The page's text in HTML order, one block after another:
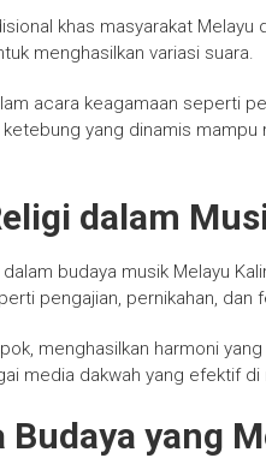
khas masyarakat Melayu
menghasilkan variasi suara.
acara keagamaan seperti
yang dinamis
dalam
budaya musik Melayu
pengajian, pernikahan, dan
menghasilkan harmoni
media dakwah yang efektif di
yang